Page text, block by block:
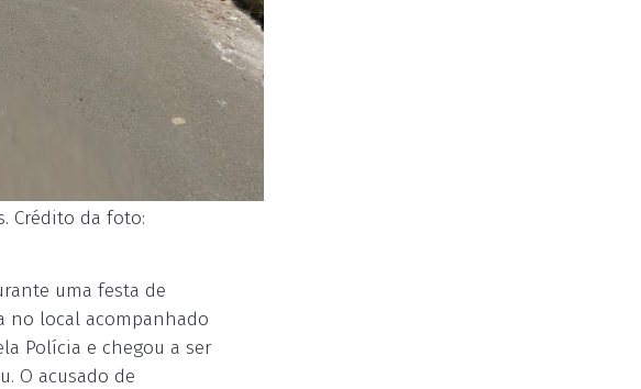
Crédito da foto:
uma festa de
no local acompanhado
Polícia e chegou a ser
O acusado de